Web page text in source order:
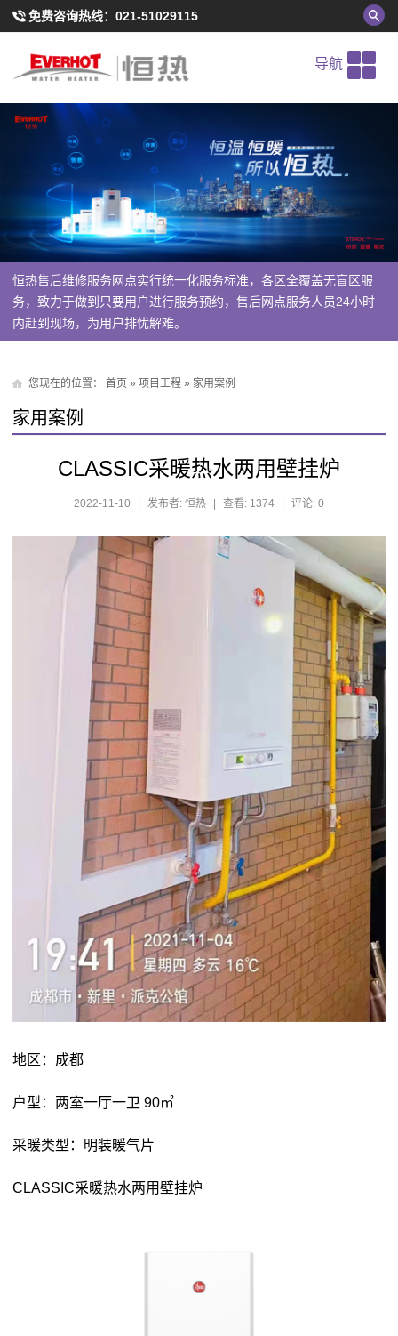
免费咨询热线： 021-51029115
导航
恒热售后维修服务网点实行统一化服务标准，各区全覆盖无盲区服
务，致力于做到只要用户进行服务预约，售后网点服务人员24小时
内赶到现场，为用户排忧解难。
您现在的位置： 首页 » 项目工程 » 家用案例
家用案例
CLASSIC采暖热水两用壁挂炉
2022-11-10 发布者: 恒热 查看: 1374 评论: 0
地区：成都
户型：两室一厅一卫 90㎡
采暖类型：明装暖气片
CLASSIC采暖热水两用壁挂炉